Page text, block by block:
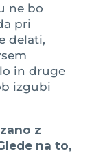
ne bo
pri
delati,
in druge
izgubi
z
na to,